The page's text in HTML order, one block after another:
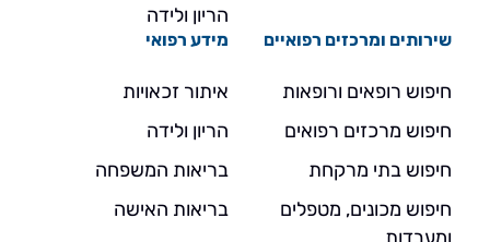
הריון ולידה
שירותים ומרכזים רפואיים
חיפוש רופאים ורופאות
חיפוש מרכזים רפואים
חיפוש בתי מרקחת
חיפוש מכונים, מטפלים
מידע רפואי
איתור זכאויות
הריון ולידה
בריאות המשפחה
בריאות האישה